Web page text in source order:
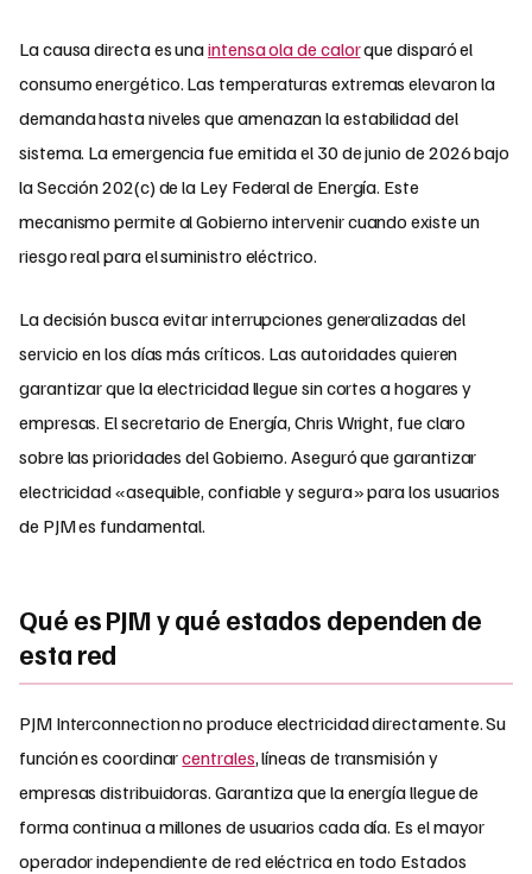
La causa directa es unaintensa ola de calorque disparó el
consumo energético. Las temperaturas extremas elevaron la
demanda hasta niveles que amenazan la estabilidad del
sistema. La emergencia fue emitida el 30 de junio de 2026 bajo
la Sección 202(c) de la Ley Federal de Energía. Este
mecanismo permite al Gobierno intervenir cuando existe un
riesgo real para el suministro eléctrico.
La decisión busca evitar interrupciones generalizadas del
servicio en los días más críticos. Las autoridades quieren
garantizar que la electricidad llegue sin cortes a hogares y
empresas. El secretario de Energía, Chris Wright, fue claro
sobre las prioridades del Gobierno. Aseguró que garantizar
electricidad «asequible, confiable y segura» para los usuarios
de PJM es fundamental.
Qué es PJM y qué estados dependen de
esta red
PJM Interconnection no produce electricidad directamente. Su
función es coordinarcentrales, líneas de transmisión y
empresas distribuidoras. Garantiza que la energía llegue de
forma continua a millones de usuarios cada día. Es el mayor
operador independiente de red eléctrica en todo Estados